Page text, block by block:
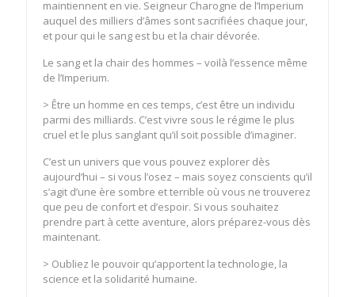
maintiennent en vie. Seigneur Charogne de l’Imperium
auquel des milliers d’âmes sont sacrifiées chaque jour,
et pour qui le sang est bu et la chair dévorée.
Le sang et la chair des hommes – voilà l’essence même
de l’Imperium.
> Être un homme en ces temps, c’est être un individu
parmi des milliards. C’est vivre sous le régime le plus
cruel et le plus sanglant qu’il soit possible d’imaginer.
C’est un univers que vous pouvez explorer dès
aujourd’hui – si vous l’osez – mais soyez conscients qu’il
s’agit d’une ère sombre et terrible où vous ne trouverez
que peu de confort et d’espoir. Si vous souhaitez
prendre part à cette aventure, alors préparez-vous dès
maintenant.
> Oubliez le pouvoir qu’apportent la technologie, la
science et la solidarité humaine.